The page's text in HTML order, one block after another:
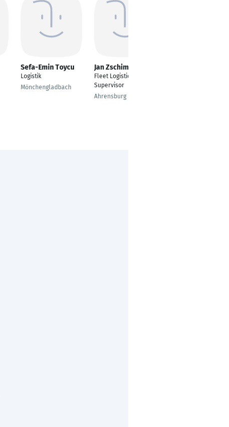
Sefa-Emin Toycu
Logistik
Mönchengladbach
Jan Zschimmer
Fleet Logistics
Supervisor
Ahrensburg